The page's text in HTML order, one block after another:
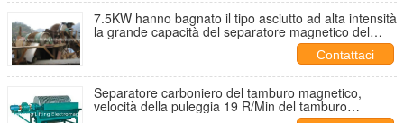
7.5KW hanno bagnato il tipo asciutto ad alta intensità
la grande capacità del separatore magnetico del
Contattaci
Separatore carboniero del tamburo magnetico,
velocità della puleggia 19 R/Min del tamburo